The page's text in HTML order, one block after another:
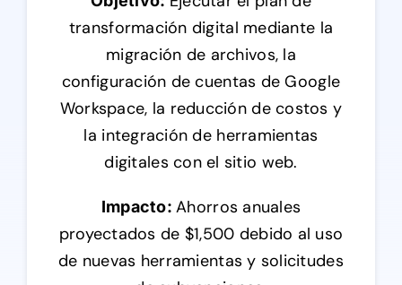
transformación digital mediante la
migración de archivos, la
configuración de cuentas de Google
Workspace, la reducción de costos y
la integración de herramientas
digitales con el sitio web.
Impacto:Ahorros anuales
proyectados de $1,500 debido al uso
de nuevas herramientas y solicitudes